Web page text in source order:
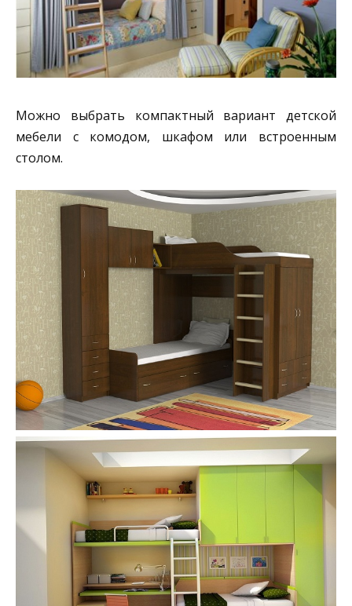
Можно выбрать компактный вариант детской
мебели с комодом, шкафом или встроенным
столом.